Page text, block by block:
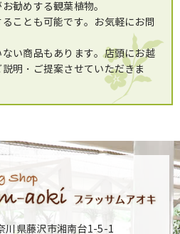
勧めする観葉植物。
ことも可能です。お気軽にお問
い商品もあります。店頭にお越
明・ご提案させていただきま
川県藤沢市湘南台1-5-1